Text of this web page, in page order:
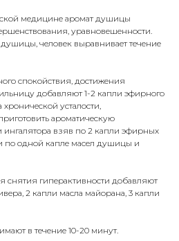
медицине аромат душицы
уравновешенности.
душицы, человек выравнивает течение
спокойствия, достижения
добавляют 1-2 капли эфирного
усталости,
ароматическую
взяв по 2 капли эфирных
по одной капле масел душицы и
гиперактивности добавляют
2 капли масла майорана, 3 капли
в течение 10-20 минут.